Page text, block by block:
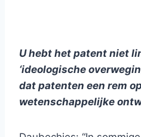
U hebt het patent niet
‘ideologische
dat patenten een rem
wetenschappelijke